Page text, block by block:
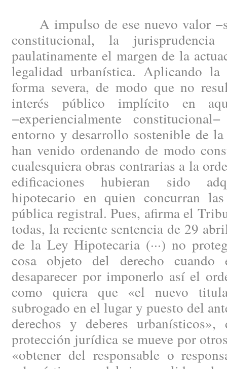
A impulso de ese nuevo valor
constitucional, la
paulatinamente el margen de la
legalidad urbanística. Aplicando la
forma severa, de modo que no
interés público implícito en
−experiencialmente
entorno y desarrollo sostenible de
han venido ordenando de modo
cualesquiera obras contrarias a la
edificaciones hubieran sido
hipotecario en quien concurran
pública registral. Pues, afirma el
todas, la reciente sentencia de 29
de la Ley Hipotecaria (···) no
cosa objeto del derecho
desaparecer por imponerlo así el
como quiera que «el nuevo
subrogado en el lugar y puesto del
derechos y deberes
protección jurídica se mueve por
«obtener del responsable o